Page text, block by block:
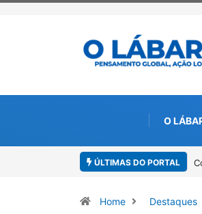
O
ÚLTIMAS DO PORTAL
Home Destaques